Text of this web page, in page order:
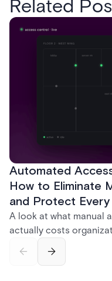
Related
Automated
How to Eliminate
and Protect
A look at what manual
actually costs
— and how Acre's